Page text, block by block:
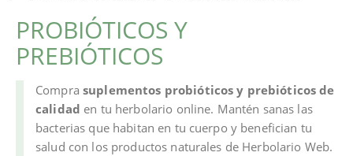
PROBIÓTICOS Y
PREBIÓTICOS
Compra suplementos probióticos y prebióticos de
calidad en tu herbolario online. Mantén sanas las
bacterias que habitan en tu cuerpo y benefician tu
salud con los productos naturales de Herbolario Web.